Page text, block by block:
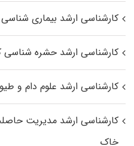
کارشناسی ارشد بیماری‌
کارشناسی ارشد حشره‌ شناسی
کارشناسی ارشد علوم دام و
کارشناسی ارشد مدیریت
خاک